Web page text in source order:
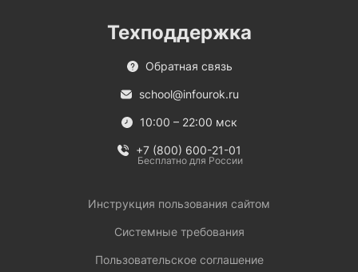
Техподдержка
Обратная связь
school@infourok.ru
10:00 – 22:00 мск
+7 (800) 600-21-01
Бесплатно для России
Инструкция пользования сайтом
Системные требования
Пользовательское соглашение